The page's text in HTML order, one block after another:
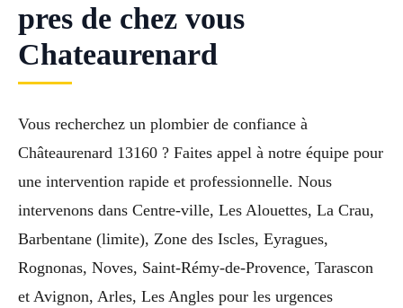
pres de chez vous
Chateaurenard
Vous recherchez un plombier de confiance à
Châteaurenard 13160 ? Faites appel à notre équipe pour
une intervention rapide et professionnelle. Nous
intervenons dans Centre-ville, Les Alouettes, La Crau,
Barbentane (limite), Zone des Iscles, Eyragues,
Rognonas, Noves, Saint-Rémy-de-Provence, Tarascon
et Avignon, Arles, Les Angles pour les urgences